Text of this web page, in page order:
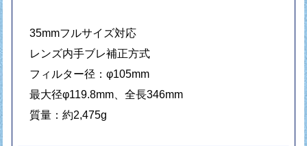
35mmフルサイズ対応
レンズ内手ブレ補正方式
フィルター径：φ105mm
最大径φ119.8mm、全長346mm
質量：約2,475g